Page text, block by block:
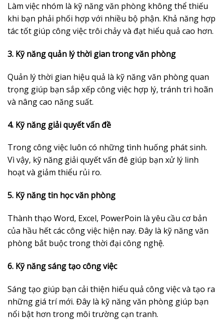
Làm việc nhóm là kỹ năng văn phòng không thể thiếu
khi bạn phải phối hợp với nhiều bộ phận. Khả năng hợp
tác tốt giúp công việc trôi chảy và đạt hiểu quả cao hơn.
3. Kỹ năng quản lý thời gian trong văn phòng
Quản lý thời gian hiệu quả là kỹ năng văn phòng quan
trọng giúp bạn sắp xếp công việc hợp lý, tránh trì hoãn
và nâng cao năng suất.
4. Kỹ năng giải quyết vấn đề
Trong công việc luôn có những tình huống phát sinh.
Vì vậy, kỹ năng giải quyết vấn đê giúp bạn xử lý linh
hoạt và giảm thiểu rủi ro.
5. Kỹ năng tin học văn phòng
Thành thạo Word, Excel, PowerPoin là yêu cầu cơ bản
của hầu hết các công việc hiện nay. Đây là kỹ năng văn
phòng bắt buộc trong thời đại công nghệ.
6. Kỹ năng sáng tạo công việc
Sáng tạo giúp bạn cải thiện hiểu quả công việc và tạo ra
những giá trí mới. Đây là kỹ năng văn phòng giúp bạn
nổi bật hơn trong môi trường cạn tranh.